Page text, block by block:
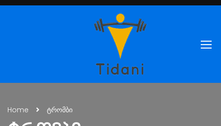
Home ტრომბი